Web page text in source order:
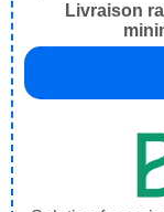
Livraison